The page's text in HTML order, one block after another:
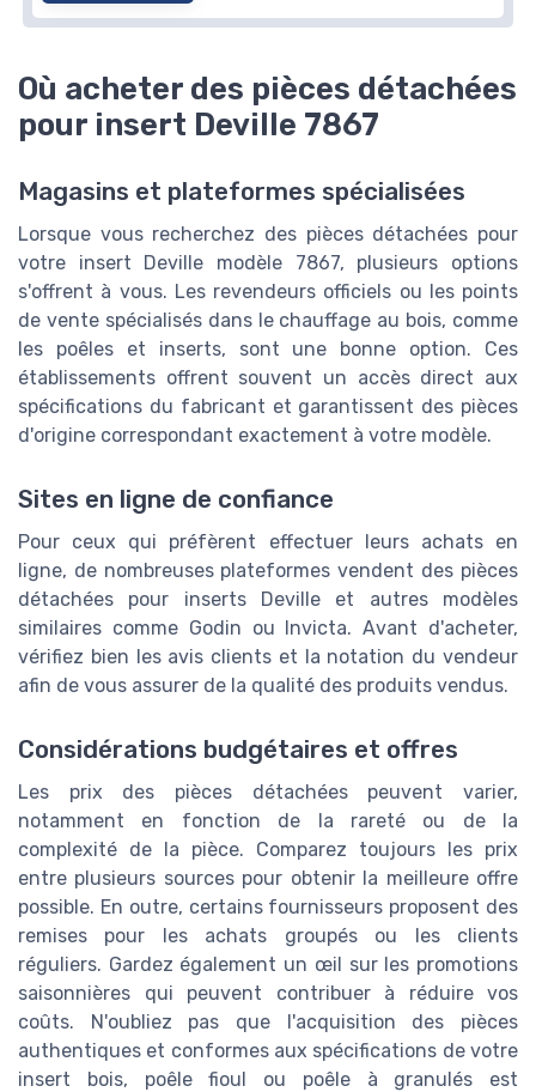
Où acheter des pièces détachées
pour insert Deville 7867
Magasins et plateformes spécialisées
Lorsque vous recherchez des pièces détachées pour
votre insert Deville modèle 7867, plusieurs options
s'offrent à vous. Les revendeurs officiels ou les points
de vente spécialisés dans le chauffage au bois, comme
les poêles et inserts, sont une bonne option. Ces
établissements offrent souvent un accès direct aux
spécifications du fabricant et garantissent des pièces
d'origine correspondant exactement à votre modèle.
Sites en ligne de confiance
Pour ceux qui préfèrent effectuer leurs achats en
ligne, de nombreuses plateformes vendent des pièces
détachées pour inserts Deville et autres modèles
similaires comme Godin ou Invicta. Avant d'acheter,
vérifiez bien les avis clients et la notation du vendeur
afin de vous assurer de la qualité des produits vendus.
Considérations budgétaires et offres
Les prix des pièces détachées peuvent varier,
notamment en fonction de la rareté ou de la
complexité de la pièce. Comparez toujours les prix
entre plusieurs sources pour obtenir la meilleure offre
possible. En outre, certains fournisseurs proposent des
remises pour les achats groupés ou les clients
réguliers. Gardez également un œil sur les promotions
saisonnières qui peuvent contribuer à réduire vos
coûts. N'oubliez pas que l'acquisition des pièces
authentiques et conformes aux spécifications de votre
insert bois, poêle fioul ou poêle à granulés est